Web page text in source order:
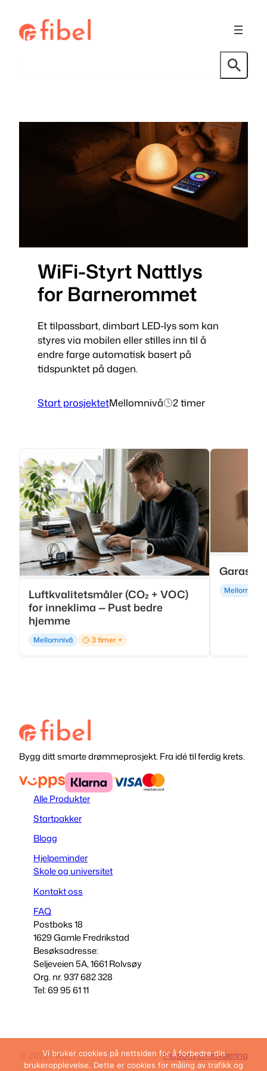
innhold
WiFi-Styrt Nattlys
for Barnerommet
Et tilpassbart, dimbart LED-lys som kan
styres via mobilen eller stilles inn til å
endre farge automatisk basert på
tidspunktet på dagen.
Start prosjektetMellomnivå 2 timer
Luftkvalitetsmåler (CO₂ + VOC)
for inneklima — Pust bedre
hjemme
Mellomnivå 3 timer +
Mellomnivå
Bygg ditt smarte drømmeprosjekt. Fra idé til ferdig krets.
Alle Produkter
Startpakker
Blogg
Hjelpeminder
Skole og universitet
Kontakt oss
FAQ
Postboks 18
1629 Gamle Fredrikstad
Besøksadresse:
Seljeveien 5A, 1661 Rolvsøy
Org. nr. 937 682 328
Tel: 69 95 61 11
© 2026 Fibel Personvernerklæring
Vi bruker cookies på nettsiden for å forbedre din
brukeropplevelse. Dette er cookies for måling av trafikk og